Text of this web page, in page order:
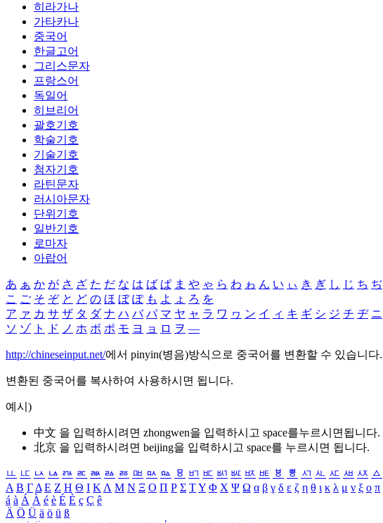
히라가나
가타카나
중국어
한글고어
그리스문자
프랑스어
독일어
히브리어
괄호기호
학술기호
기술기호
첨자기호
라틴문자
러시아문자
단위기호
일반기호
로마자
아랍어
あ ぁ か が さ ざ た だ な は ば ぱ ま や ゃ ら わ ゎ ん い ぃ き ぎ し じ ち ぢ
こ ご そ ぞ と ど の ほ ぼ ぽ も よ ょ ろ を
ア ァ カ サ ザ タ ダ ナ ハ バ パ マ ヤ ャ ラ ワ ヮ ン イ ィ キ ギ シ ジ チ ヂ ニ
ソ ゾ ト ド ノ ホ ボ ポ モ ヨ ョ ロ ヲ ―
http://chineseinput.net/에서 pinyin(병음)방식으로 중국어를 변환할 수 있습니다.
변환된 중국어를 복사하여 사용하시면 됩니다.
예시)
中文 을 입력하시려면 zhongwen을 입력하시고 space를누르시면됩니다.
北京 을 입력하시려면 beijing을 입력하시고 space를 누르시면 됩니다.
ㅥ ㅦ ㅧ ㅨ ㅩ ㅪ ㅫ ㅬ ㅭ ㅮ ㅯ ㅰ ㅱ ㅲ ㅳ ㅴ ㅵ ㅶ ㅷ ㅸ ㅹ ㅺ ㅻ ㅼ ㅽ ㅾ ㅿ
Α Β ΓΔ Ε Ζ Η Θ Ι ΚΛ Μ Ν Ξ Ο Π Ρ Σ ΤΥ Φ Χ Ψ Ω α β γ δ ε ζ η θ ι κ λ μ ν ξ ο π
á à Á À é è É È ç Ç ê
Ä Ö Ü ä ö ü ß